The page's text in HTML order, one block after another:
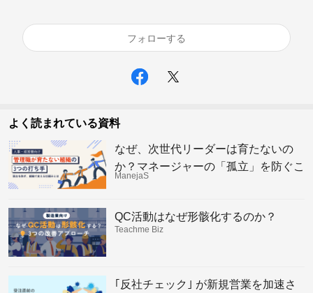
フォローする
よく読まれている資料
なぜ、次世代リーダーは育たないの
か？マネージャーの「孤立」を防ぐこ
れからの組織の仕組み
ManejaS
QC活動はなぜ形骸化するのか？
Teachme Biz
｢反社チェック｣ が新規営業を加速さ